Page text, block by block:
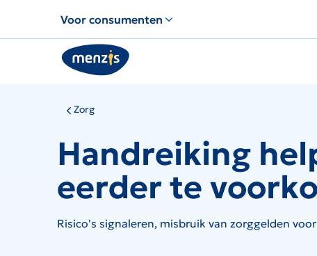
voor
snelle
navigatie
Voor consumenten
Zorg
Handreiking
eerder te
Risico's signaleren, misbruik van zorggelden